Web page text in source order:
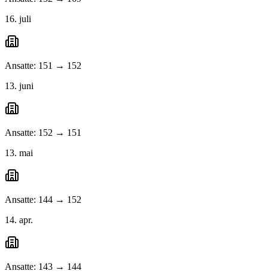
16. juli
Ansatte: 151 → 152
13. juni
Ansatte: 152 → 151
13. mai
Ansatte: 144 → 152
14. apr.
Ansatte: 143 → 144